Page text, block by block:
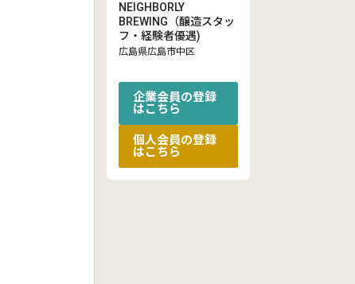
NEIGHBORLY
BREWING（醸造スタッ
フ・経験者優遇)
広島県広島市中区
企業会員の登録
はこちら
個人会員の登録
はこちら